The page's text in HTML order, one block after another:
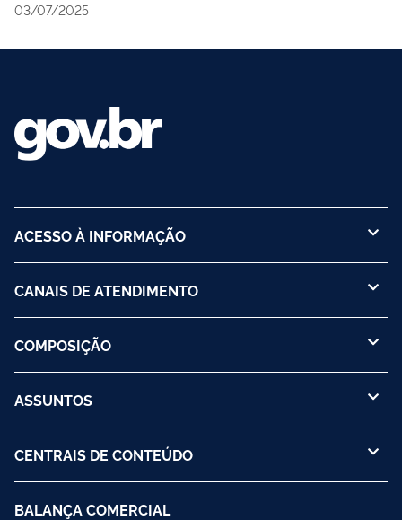
03/07/2025
ACESSO À INFORMAÇÃO
CANAIS DE ATENDIMENTO
COMPOSIÇÃO
ASSUNTOS
CENTRAIS DE CONTEÚDO
BALANÇA COMERCIAL